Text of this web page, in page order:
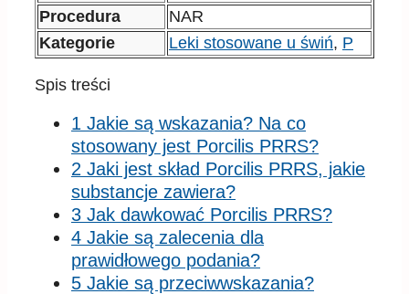
Procedura
NAR
Kategorie
Leki stosowane u świń, P
Spis treści
1 Jakie są wskazania? Na co
stosowany jest Porcilis PRRS?
2 Jaki jest skład Porcilis PRRS, jakie
substancje zawiera?
3 Jak dawkować Porcilis PRRS?
4 Jakie są zalecenia dla
prawidłowego podania?
5 Jakie są przeciwwskazania?